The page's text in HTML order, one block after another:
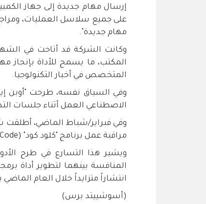
إرسال مهام جديدة إلى جهاز
على جميع سلاسل العمليات،
مهام جديدة".
وكانت الشركة قد أتاحت في
المكتب، ما يسمح للأداة
المتخصص في أخبار التكنولوجيا.
وفي السياق نفسه، طرحت "أوبن
الاصطناعي العمل أثناء جلسات
وفي فبراير/شباط الماضي، أطلقت
مراقبة عمل برنامج "كلود كود" (Claude Code) التابع لها عن بُعد.
ويشير هذا التسارع في طرح
المنافسة بينهما لتطوير أداة
انتشاراً متزايداً خلال العام
(أسوشييتد برس)